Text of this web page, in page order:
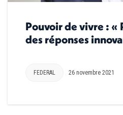
Pouvoir de vivre : «
des réponses
FEDERAL 26 novembre 2021